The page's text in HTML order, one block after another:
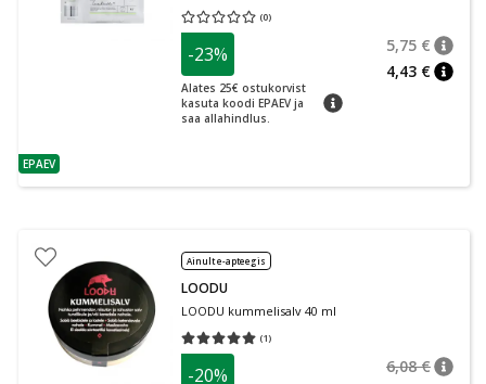
nõuanne
EPAEV
(0)
Keskmine hinnang 0.00
-23%
Alates 25€ ostukorvist
kasuta koodi EPAEV ja
saa allahindlus.
nõuanne
5,75 €
4,43 €
Ainult e-apteegis
LOODU
LOODU kummelisalv 40 ml
(1)
Keskmine hinnang 5.00
-20% 6,08 €